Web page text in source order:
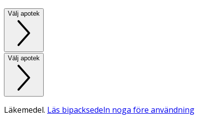
Välj apotek
Välj apotek
Läkemedel. Läs bipacksedeln noga före användning